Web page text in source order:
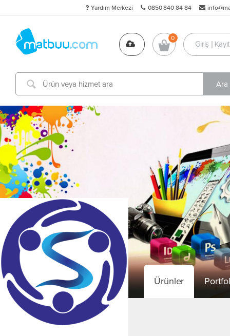
0850 840 84 84
Yardım Merkezi
Giriş | Kayıt
Ürünler